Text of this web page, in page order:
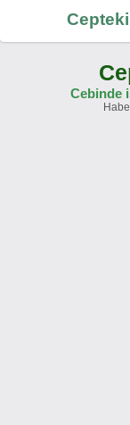
Cebinde